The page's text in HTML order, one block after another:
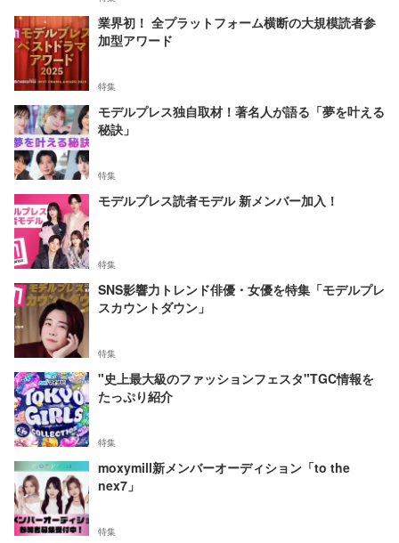
業界初！ 全プラットフォーム横断の大規模読者参
加型アワード
特集
モデルプレス独自取材！著名人が語る「夢を叶える
秘訣」
特集
モデルプレス読者モデル 新メンバー加入！
特集
SNS影響力トレンド俳優・女優を特集「モデルプレ
スカウントダウン」
特集
"史上最大級のファッションフェスタ"TGC情報を
たっぷり紹介
特集
moxymill新メンバーオーディション「to the
nex7」
特集